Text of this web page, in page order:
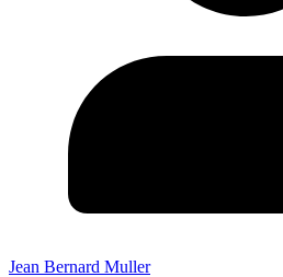
Jean Bernard Muller